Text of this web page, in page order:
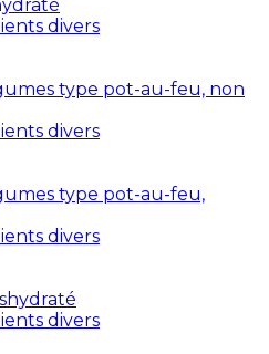
divers
type pot-au-feu, non
divers
type pot-au-feu,
divers
divers